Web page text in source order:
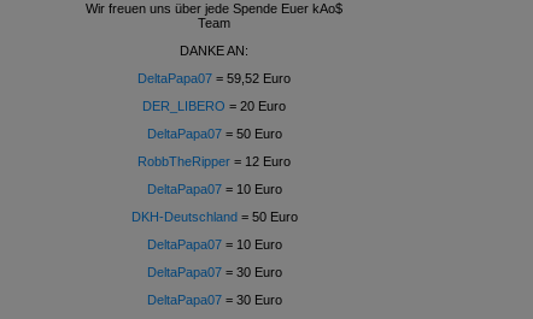
Wir freuen uns über jede Spende Euer kAo$
Team
DANKE AN:
DeltaPapa07 = 59,52 Euro
DER_LIBERO = 20 Euro
DeltaPapa07= 50 Euro
RobbTheRipper = 12 Euro
DeltaPapa07= 10 Euro
DKH-Deutschland = 50 Euro
DeltaPapa07= 10 Euro
DeltaPapa07= 30 Euro
DeltaPapa07= 30 Euro